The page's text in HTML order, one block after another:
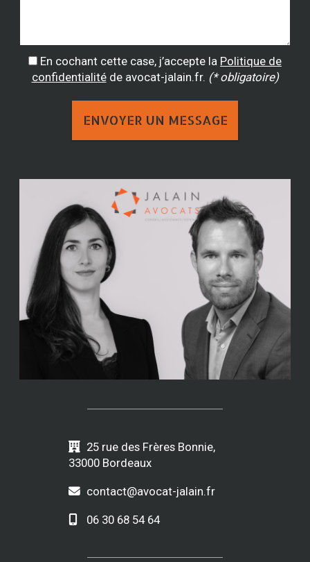
En cochant cette case, j’accepte la Politique de
confidentialitéde avocat-jalain.fr. (* obligatoire)
25 rue des Frères Bonnie,
33000 Bordeaux
contact@avocat-jalain.fr
06 30 68 54 64